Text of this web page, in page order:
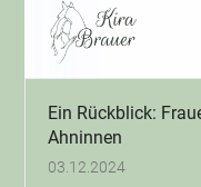
Ein Rückblick:
Ahninnen
03.12.2024